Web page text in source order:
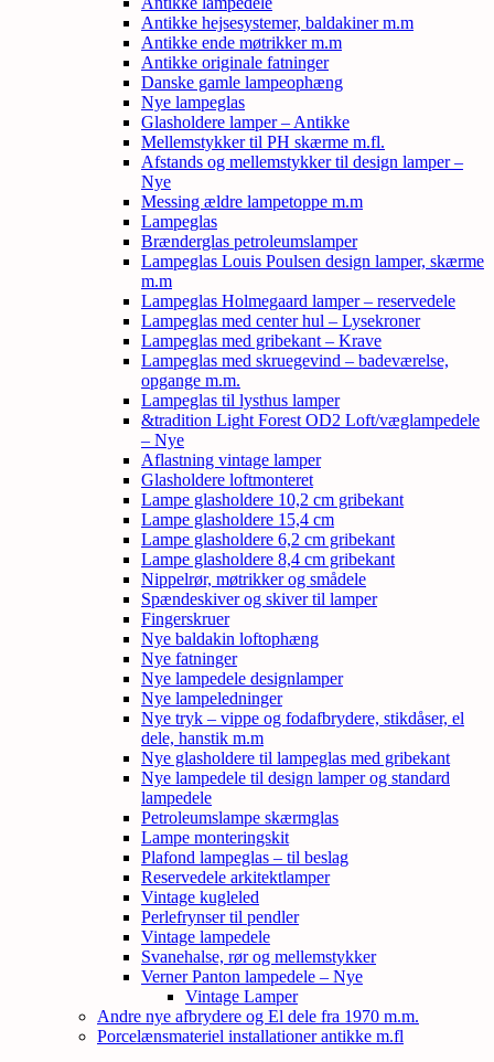
Antikke hejsesystemer, baldakiner m.m
Antikke ende møtrikker m.m
Antikke originale fatninger
Danske gamle lampeophæng
Nye lampeglas
Glasholdere lamper – Antikke
Mellemstykker til PH skærme m.fl.
Afstands og mellemstykker til design lamper –
Nye
Messing ældre lampetoppe m.m
Lampeglas
Brænderglas petroleumslamper
Lampeglas Louis Poulsen design lamper, skærme
m.m
Lampeglas Holmegaard lamper – reservedele
Lampeglas med center hul – Lysekroner
Lampeglas med gribekant – Krave
Lampeglas med skruegevind – badeværelse,
opgange m.m.
Lampeglas til lysthus lamper
&tradition Light Forest OD2 Loft/væglampedele
– Nye
Aflastning vintage lamper
Glasholdere loftmonteret
Lampe glasholdere 10,2 cm gribekant
Lampe glasholdere 15,4 cm
Lampe glasholdere 6,2 cm gribekant
Lampe glasholdere 8,4 cm gribekant
Nippelrør, møtrikker og smådele
Spændeskiver og skiver til lamper
Fingerskruer
Nye baldakin loftophæng
Nye fatninger
Nye lampedele designlamper
Nye lampeledninger
Nye tryk – vippe og fodafbrydere, stikdåser, el
dele, hanstik m.m
Nye glasholdere til lampeglas med gribekant
Nye lampedele til design lamper og standard
lampedele
Petroleumslampe skærmglas
Lampe monteringskit
Plafond lampeglas – til beslag
Reservedele arkitektlamper
Vintage kugleled
Perlefrynser til pendler
Vintage lampedele
Svanehalse, rør og mellemstykker
Verner Panton lampedele – Nye
Vintage Lamper
Andre nye afbrydere og El dele fra 1970 m.m.
Porcelænsmateriel installationer antikke m.fl